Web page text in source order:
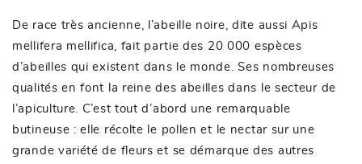
De race très ancienne, l’abeille noire, dite aussi Apis
mellifera mellifica, fait partie des 20 000 espèces
d’abeilles qui existent dans le monde. Ses nombreuses
qualités en font la reine des abeilles dans le secteur de
l’apiculture. C’est tout d’abord une remarquable
butineuse : elle récolte le pollen et le nectar sur une
grande variété de fleurs et se démarque des autres